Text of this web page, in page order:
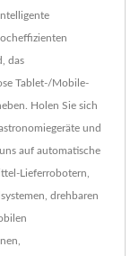
das
Tablet-/Mobile-
Holen Sie sich
und
auf automatische
Lieferrobotern,
drehbaren